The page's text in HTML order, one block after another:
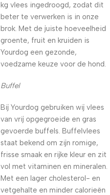
kg vlees ingedroogd, zodat dit
beter te verwerken is in onze
brok. Met de juiste hoeveelheid
groente, fruit en kruiden is
Yourdog een gezonde,
voedzame keuze voor de hond.
Buffel
Bij Yourdog gebruiken wij vlees
van vrij opgegroeide en gras
gevoerde buffels. Buffelvlees
staat bekend om zijn romige,
frisse smaak en rijke kleur en zit
vol met vitaminen en mineralen.
Met een lager cholesterol- en
vetgehalte en minder calorieën